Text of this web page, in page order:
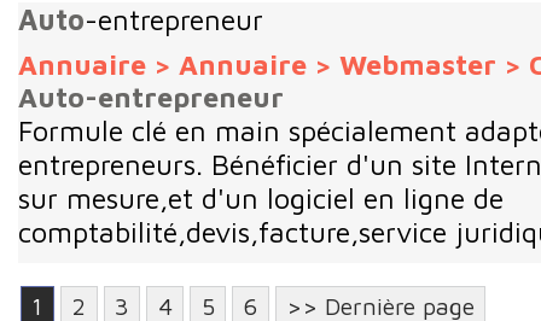
Auto-entrepreneur
Annuaire > Annuaire > Webmaster >
Auto-entrepreneur
Formule clé en main spécialement
entrepreneurs. Bénéficier d'un site
sur mesure,et d'un logiciel en ligne de
comptabilité,devis,facture,service
1 2 3 4 5 6 >> Dernière page